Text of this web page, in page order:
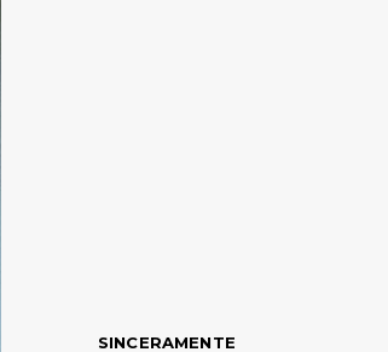
SINCERAMENTE